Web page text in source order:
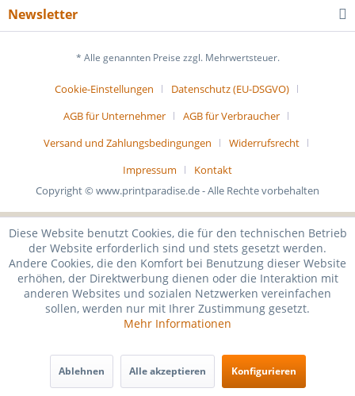
Newsletter
* Alle genannten Preise zzgl. Mehrwertsteuer.
Cookie-Einstellungen
Datenschutz (EU-DSGVO)
AGB für Unternehmer
AGB für Verbraucher
Versand und Zahlungsbedingungen
Widerrufsrecht
Impressum
Kontakt
Copyright © www.printparadise.de - Alle Rechte vorbehalten
Diese Website benutzt Cookies, die für den technischen Betrieb
der Website erforderlich sind und stets gesetzt werden.
Andere Cookies, die den Komfort bei Benutzung dieser Website
erhöhen, der Direktwerbung dienen oder die Interaktion mit
anderen Websites und sozialen Netzwerken vereinfachen
sollen, werden nur mit Ihrer Zustimmung gesetzt.
Mehr Informationen
Ablehnen Alle akzeptieren Konfigurieren